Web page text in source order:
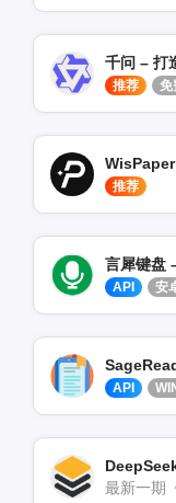
千问 – 打
推荐 免
推荐
API 安
API